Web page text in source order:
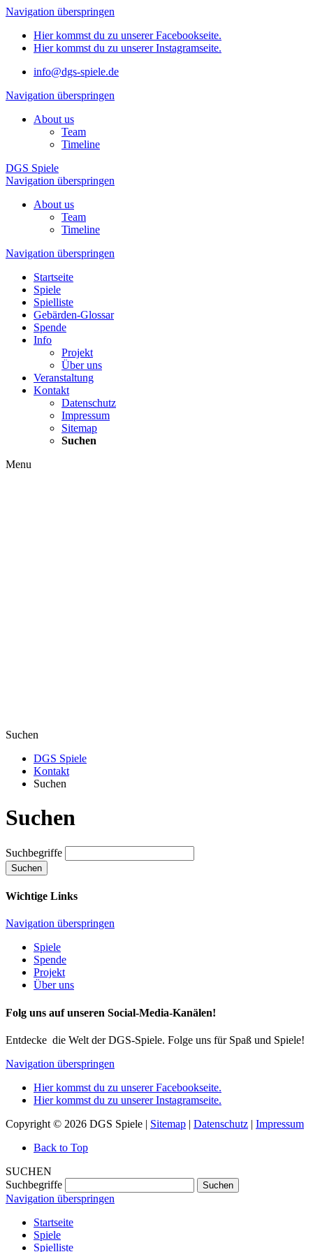
Navigation überspringen
Hier kommst du zu unserer Facebookseite.
Hier kommst du zu unserer Instagramseite.
info@dgs-spiele.de
Navigation überspringen
About us
Team
Timeline
DGS Spiele
Navigation überspringen
About us
Team
Timeline
Navigation überspringen
Startseite
Spiele
Spielliste
Gebärden-Glossar
Spende
Info
Projekt
Über uns
Veranstaltung
Kontakt
Datenschutz
Impressum
Sitemap
Suchen
Menu
Suchen
DGS Spiele
Kontakt
Suchen
Suchen
Suchbegriffe
Suchen
Wichtige Links
Navigation überspringen
Spiele
Spende
Projekt
Über uns
Folg uns auf unseren Social-Media-Kanälen!
Entdecke die Welt der DGS-Spiele. Folge uns für Spaß und Spiele!
Navigation überspringen
Hier kommst du zu unserer Facebookseite.
Hier kommst du zu unserer Instagramseite.
Copyright © 2026 DGS Spiele | Sitemap | Datenschutz | Impressum
Back to Top
SUCHEN
Suchbegriffe
Suchen
Navigation überspringen
Startseite
Spiele
Spielliste